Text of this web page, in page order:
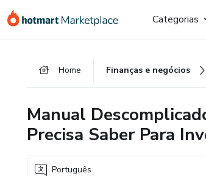
para
para
para
Categorias
Home Finanças e negócios
Manual
Precisa Saber Para
Português